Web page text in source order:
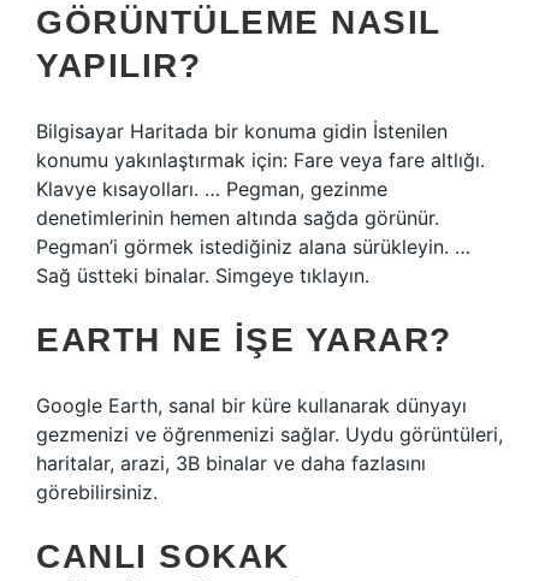
GÖRÜNTÜLEME NASIL
YAPILIR?
Bilgisayar Haritada bir konuma gidin İstenilen
konumu yakınlaştırmak için: Fare veya fare altlığı.
Klavye kısayolları. … Pegman, gezinme
denetimlerinin hemen altında sağda görünür.
Pegman’i görmek istediğiniz alana sürükleyin. …
Sağ üstteki binalar. Simgeye tıklayın.
EARTH NE IŞE YARAR?
Google Earth, sanal bir küre kullanarak dünyayı
gezmenizi ve öğrenmenizi sağlar. Uydu görüntüleri,
haritalar, arazi, 3B binalar ve daha fazlasını
görebilirsiniz.
CANLI SOKAK